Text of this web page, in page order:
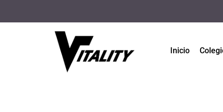
Inicio